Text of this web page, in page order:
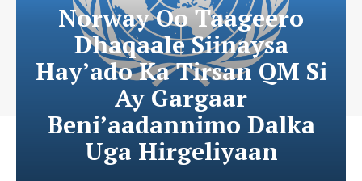
Norway Oo Taageero
Dhaqaale Siinaysa
Hay’ado Ka Tirsan QM Si
Ay Gargaar
Beni’aadannimo Dalka
Uga Hirgeliyaan